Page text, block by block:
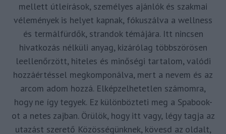
mellett útleírások, személyes ajánlók és szakmai
vélemények is helyet kapnak, fókuszálva a wellness
és termálfürdők, strandok témájára. Itt nincsen
hivatkozás nélküli anyag, kizárólag többszörösen
leellenőrzött, hiteles és minőségi tartalom, valódi
hozzáértéssel megkomponálva, mert a nevem és az
arcom adom hozzá. Elképzelhetetlen számomra,
hogy ne így tegyek. Ez különbözteti meg a Spabook-
ot a netes zajban. Örülök, hogy itt vagy, légy tagja az
utazást szerető Közösségünknek, kövesd az oldalt,